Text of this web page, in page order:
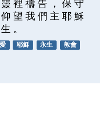
裡 禱 告 ， 保 守
望 我 們 主 耶 穌
。
愛 耶穌 永生 教會